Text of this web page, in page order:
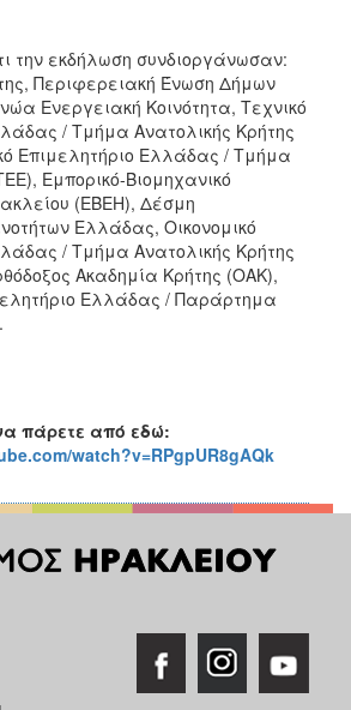
την εκδήλωση συνδιοργάνωσαν:
Περιφερειακή Ένωση Δήμων
Ενεργειακή Κοινότητα, Τεχνικό
/ Τμήμα Ανατολικής Κρήτης
Επιμελητήριο Ελλάδας / Τμήμα
Εμπορικό-Βιομηχανικό
(ΕΒΕΗ), Δέσμη
Ελλάδας, Οικονομικό
/ Τμήμα Ανατολικής Κρήτης
Ακαδημία Κρήτης (ΟΑΚ),
Ελλάδας / Παράρτημα
πάρετε από εδώ:
watch?v=RPgpUR8gAQk